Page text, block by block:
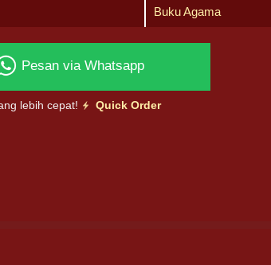
Buku Agama
Pesan via Whatsapp
lebih cepat! Quick Order